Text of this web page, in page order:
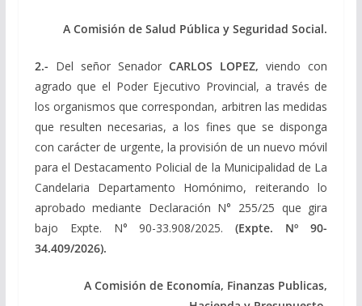
A Comisión de Salud Pública y Seguridad Social.
2.- Del señor SenadorCARLOS LOPEZ,viendo con
agrado que el Poder Ejecutivo Provincial, a través de
los organismos que correspondan, arbitren las medidas
que resulten necesarias, a los fines que se disponga
con carácter de urgente, la provisión de un nuevo móvil
para el Destacamento Policial de la Municipalidad de La
Candelaria Departamento Homónimo, reiterando lo
aprobado mediante Declaración N° 255/25 que gira
bajo Expte. N° 90-33.908/2025.(Expte. Nº 90-
34.409/2026).
A Comisión de Economía, Finanzas Publicas,